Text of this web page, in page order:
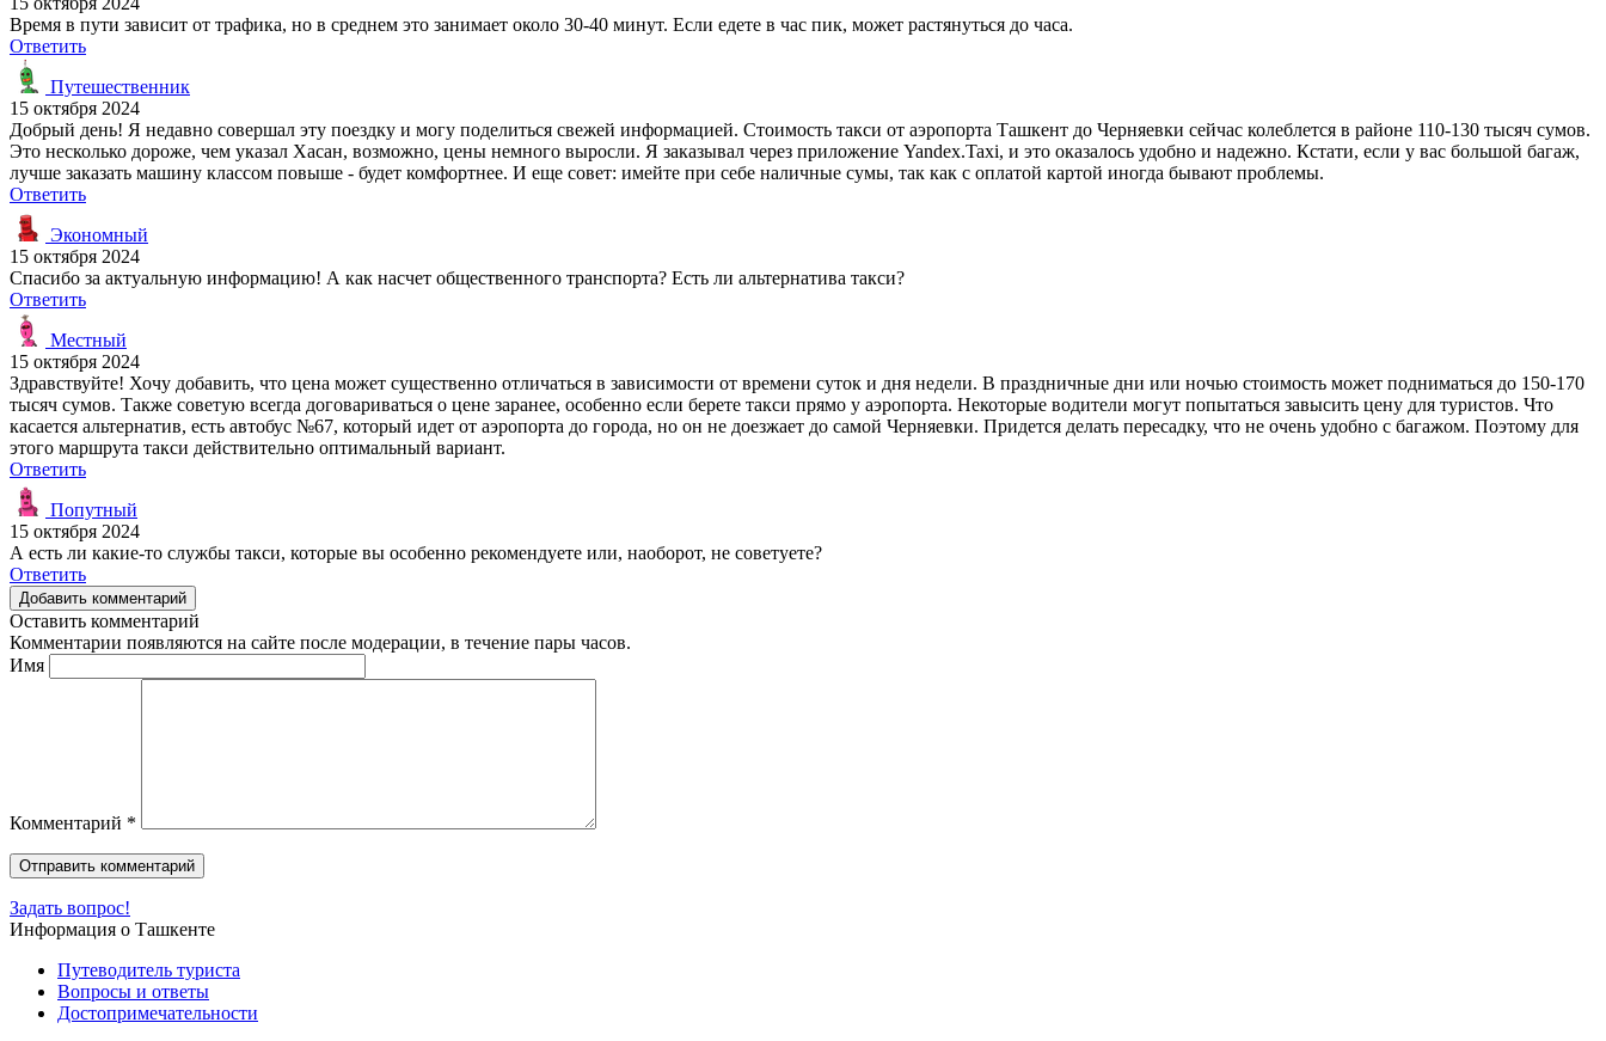
Время в пути зависит от трафика, но в среднем это занимает около 30-40 минут. Если едете в час пик, может растянуться до часа.
Ответить
Путешественник
15 октября 2024
Добрый день! Я недавно совершал эту поездку и могу поделиться свежей информацией. Стоимость такси от аэропорта Ташкент до Черняевки сейчас колеблется в районе 110-130 тысяч сумов.
Это несколько дороже, чем указал Хасан, возможно, цены немного выросли. Я заказывал через приложение Yandex.Taxi, и это оказалось удобно и надежно. Кстати, если у вас большой багаж,
лучше заказать машину классом повыше - будет комфортнее. И еще совет: имейте при себе наличные сумы, так как с оплатой картой иногда бывают проблемы.
Ответить
Экономный
15 октября 2024
Спасибо за актуальную информацию! А как насчет общественного транспорта? Есть ли альтернатива такси?
Ответить
Местный
15 октября 2024
Здравствуйте! Хочу добавить, что цена может существенно отличаться в зависимости от времени суток и дня недели. В праздничные дни или ночью стоимость может подниматься до 150-170
тысяч сумов. Также советую всегда договариваться о цене заранее, особенно если берете такси прямо у аэропорта. Некоторые водители могут попытаться завысить цену для туристов. Что
касается альтернатив, есть автобус №67, который идет от аэропорта до города, но он не доезжает до самой Черняевки. Придется делать пересадку, что не очень удобно с багажом. Поэтому для
этого маршрута такси действительно оптимальный вариант.
Ответить
Попутный
15 октября 2024
А есть ли какие-то службы такси, которые вы особенно рекомендуете или, наоборот, не советуете?
Ответить
Добавить комментарий
Оставить комментарий
Комментарии появляются на сайте после модерации, в течение пары часов.
Имя
Комментарий *
Задать вопрос!
Информация о Ташкенте
Путеводитель туриста
Вопросы и ответы
Достопримечательности